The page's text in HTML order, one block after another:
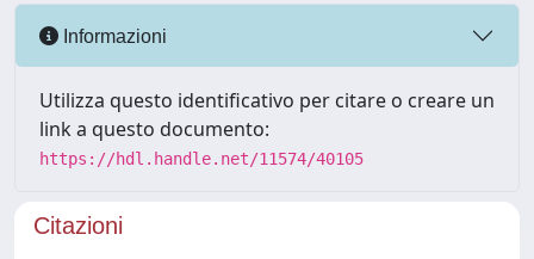
Informazioni
Utilizza questo identificativo per citare o creare un
link a questo documento:
https://hdl.handle.net/11574/40105
Citazioni